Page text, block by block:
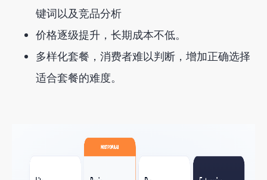
键词以及竞品分析
价格逐级提升，长期成本不低。
多样化套餐 ， 消费者难以判断 ， 增加正确选择
适合套餐的难度。